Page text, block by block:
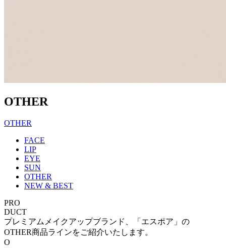
OTHER
OTHER
FACE
LIP
EYE
SUN
OTHER
NEW & BEST
PRO
DUCT
プレミアムメイクアップブランド、「エスポア」の
OTHER商品ラインをご紹介いたします。
O